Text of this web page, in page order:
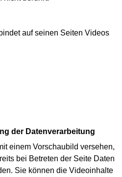
auf seinen Seiten Videos
der Datenverarbeitung
einem Vorschaubild versehen,
bei Betreten der Seite Daten
Sie können die Videoinhalte